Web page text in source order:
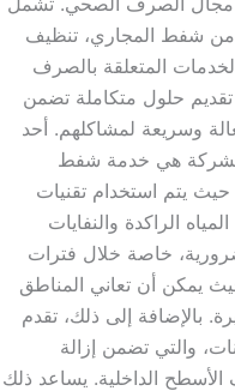
من شفط المجاري، تنظيف
المتعلقة بالصرف
حلول متكاملة تضمن
وسريعة لمشاكلهم. أحد
الشركة هي خدمة شفط
يتم استخدام تقنيات
الراكدة والنفايات
خاصة خلال فترات
يمكن أن تعاني المناطق
بالإضافة إلى ذلك، تقدم
والتي تضمن إزالة
الداخلية. يساعد ذلك